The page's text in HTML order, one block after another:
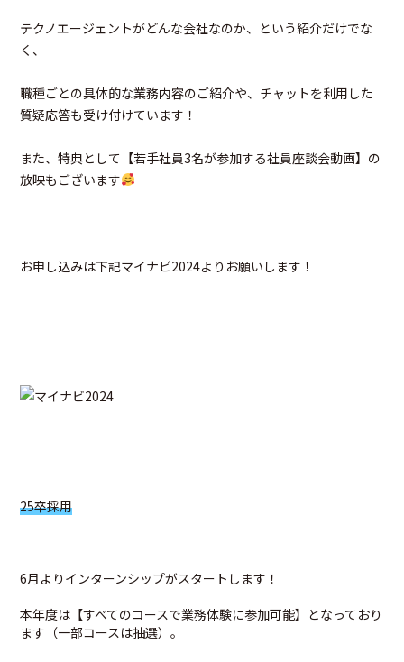
テクノエージェントがどんな会社なのか、という紹介だけでな
く、
職種ごとの具体的な業務内容のご紹介や、チャットを利用した
質疑応答も受け付けています！
また、特典として【若手社員3名が参加する社員座談会動画】の
放映もございます
お申し込みは下記マイナビ2024よりお願いします！
25卒採用
6月よりインターンシップがスタートします！
本年度は【すべてのコースで業務体験に参加可能】となっており
ます（一部コースは抽選）。